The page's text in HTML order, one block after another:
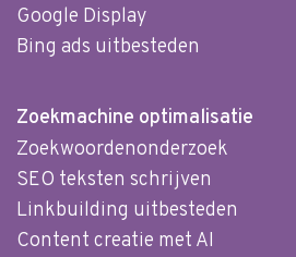
Google Display
Bing ads uitbesteden
Zoekmachine optimalisatie
Zoekwoordenonderzoek
SEO teksten schrijven
Linkbuilding uitbesteden
Content creatie met AI